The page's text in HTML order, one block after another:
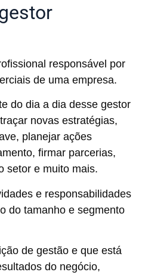
responsável por
de uma empresa.
do dia a dia desse gestor
novas estratégias,
planejar ações
firmar parcerias,
setor e muito mais.
e responsabilidades
do tamanho e segmento
de gestão e que está
do negócio,